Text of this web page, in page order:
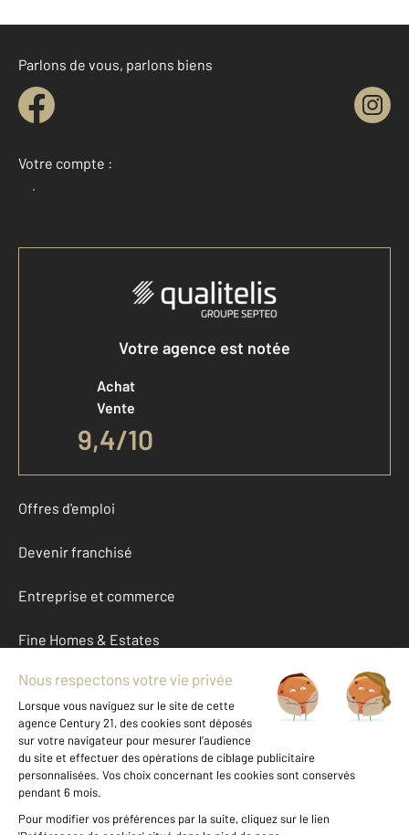
Parlons de vous, parlons biens
Votre compte :
Votre agence est notée
Achat
Vente
9,4/10
Offres d'emploi
Devenir franchisé
Entreprise et commerce
Fine Homes & Estates
À propos
International
Nous contacter